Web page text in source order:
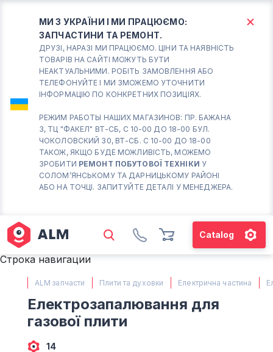
МИ З УКРАЇНИ І МИ ПРАЦЮЄМО:
ЗАПЧАСТИНИ ТА РЕМОНТ.
ДРУЗІ, НАРАЗІ МИ ПРАЦЮЄМО. ЦІНИ ТА НАЯВНІСТЬ
ТОВАРІВ НА САЙТІ МОЖУТЬ БУТИ
НЕАКТУАЛЬНИМИ. РОБІТЬ ЗАМОВЛЕННЯ АБО
ТЕЛЕФОНУЙТЕ І МИ ЗМОЖЕМО УТОЧНИТИ
ІНФОРМАЦІЮ ПО КОНКРЕТНИХ ПОЗИЦІЯХ.
РЕЖИМ РАБОТЫ НАШИХ МАГАЗИНОВ: ПР. БАЖАНА
3, ТЦ "ФАКЕЛ" ВТ-СБ, С 10-00 ДО 18-00 БУЛ.
ЧОКОЛОВСКИЙ 30, ВТ-СБ. С 10-00 ДО 18-00
ТАКОЖ, ЯКЩО БУДЕ МОЖЛИВІСТЬ, МОЖЕМО
ЗРОБИТИ РЕМОНТ ПОБУТОВОЇ ТЕХНІКИ У
СОЛОМ’ЯНСЬКОМУ ТА ДАРНИЦЬКОМУ РАЙОНІ
АБО НА ТОЧЦІ. ЗАПИТУЙТЕ ДЕТАЛІ У МЕНЕДЖЕРА.
Catalog
КИЇВ БОРИСПІЛЬ
Вт.- Сб.
10:00 - 18:00
Солом'янський район
працює ВТ-СБ с10-00 до
18-00
(098) 672 76 42
М. ХАРКІВСЬКА – ПРАЦЮЄ
ВТ-СБ С10-00 ДО 18-00
(067) 385 27 70
(063) 527 27 00
(044) 332 76 42
КАРТА
Строка навигации
ALM запчасти Плити та духовки Електрична частина
Електрозапалювання для
газової плити
14